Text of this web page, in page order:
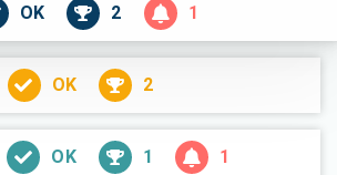
OK 2 1
OK 2
OK 1 1